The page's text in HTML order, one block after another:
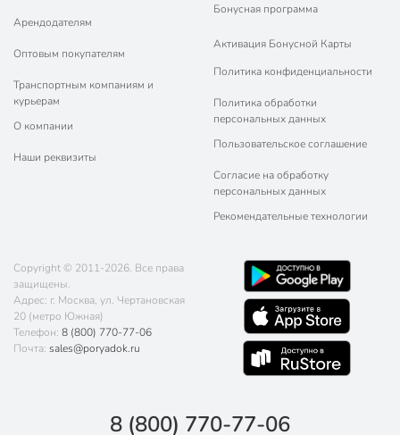
Арендодателям
Оптовым покупателям
Транспортным компаниям и
курьерам
О компании
Наши реквизиты
Бонусная программа
Активация Бонусной Карты
Политика конфиденциальности
Политика обработки
персональных данных
Пользовательское соглашение
Согласие на обработку
персональных данных
Рекомендательные технологии
Copyright © 2011-2026. Все права
защищены.
Адрес: г. Москва, ул. Чертановская
20 (метро Южная)
Телефон: 8 (800) 770-77-06
Почта: sales@poryadok.ru
8 (800) 770-77-06